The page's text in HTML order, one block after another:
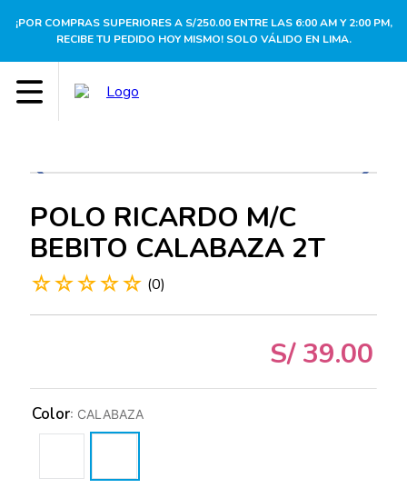
¡POR COMPRAS SUPERIORES A S/250.00 ENTRE LAS 6:00 AM Y 2:00 PM,
RECIBE TU PEDIDO HOY MISMO! SOLO VÁLIDO EN LIMA.
POLO RICARDO M/C
BEBITO CALABAZA 2T
☆☆☆☆☆ (0)
S/ 39.00
Color: CALABAZA